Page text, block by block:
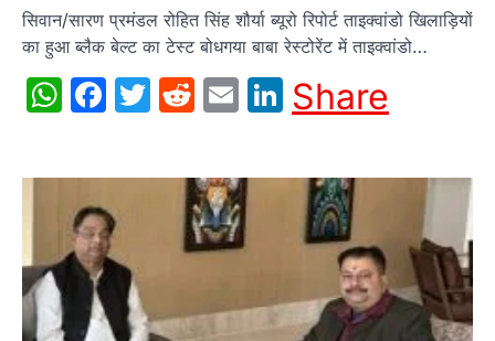
सिवान/सारण प्रमंडल रोहित सिंह शौर्या ब्यूरो रिपोर्ट ताइक्वांडो खिलाड़ियों
का हुआ ब्लैक बेल्ट का टेस्ट बोधगया बाबा रेस्टोरेंट में ताइक्वांडो…
WhatsApp
Facebook
Twitter
Reddit
EmailLinkedIn
Share